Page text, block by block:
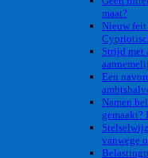
maat?
Nieuw feit
Strijd met
Een
Namen
gemaakt?
vanwege